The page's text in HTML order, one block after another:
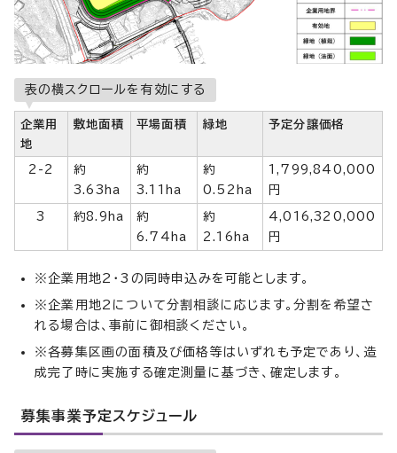
表の横スクロールを有効にする
企業用
地
敷地面積 平場面積 緑地 予定分譲価格
2-2
約
3.63ha
約
3.11ha
約
0.52ha
1,799,840,000
円
3 約8.9ha
約
6.74ha
約
2.16ha
4,016,320,000
円
※企業用地2・3の同時申込みを可能とします。
※企業用地2について分割相談に応じます。分割を希望さ
れる場合は、事前に御相談ください。
※各募集区画の面積及び価格等はいずれも予定であり、造
成完了時に実施する確定測量に基づき、確定します。
募集事業予定スケジュール